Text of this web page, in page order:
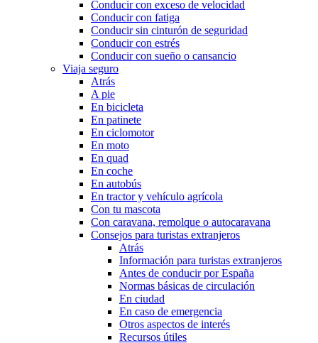
Conducir con exceso de velocidad
Conducir con fatiga
Conducir sin cinturón de seguridad
Conducir con estrés
Conducir con sueño o cansancio
Viaja seguro
Atrás
A pie
En bicicleta
En patinete
En ciclomotor
En moto
En quad
En coche
En autobús
En tractor y vehículo agrícola
Con tu mascota
Con caravana, remolque o autocaravana
Consejos para turistas extranjeros
Atrás
Información para turistas extranjeros
Antes de conducir por España
Normas básicas de circulación
En ciudad
En caso de emergencia
Otros aspectos de interés
Recursos útiles